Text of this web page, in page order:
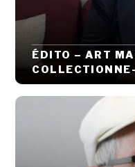
ÉDITO – ART
COLLECTIONNE-